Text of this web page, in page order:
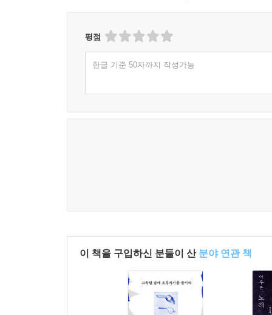
우리가 알고 있는 마음을 ‘기억나게’ 하는 거잖아.
책 속에는 소소한 웃음을 전해주는 이야기가 끊
‘나흘’이나 보지 못한 탓에 “고양이 금단 현상”
우설을 먹으며 ‘혀로 혀를 씹는’ 기묘한 은유를
(晴れの日)’. 우리말로 단순히 옮기면 ‘맑은
(ししおどし)’는 직역하면 ‘사슴을 놀라게 하는
정원의 장치를 가리킨다.
평점
한글 기준 50자까지 작성가능
이 책을 구입하신 분들이 산 분야 연관 책